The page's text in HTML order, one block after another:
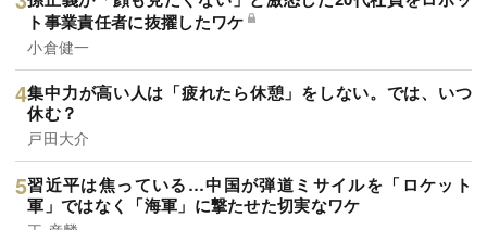
ト事業責任者に抜擢したワケ
小倉健一
集中力が高い人は「疲れたら休憩」をしない。では、いつ
休む？
戸田大介
習近平は焦っている…中国が弾道ミサイルを「ロケット
軍」ではなく「海軍」に撃たせた切実なワケ